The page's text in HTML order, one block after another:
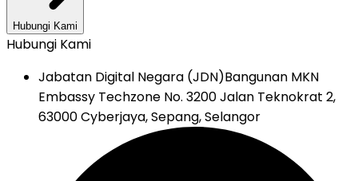
Hubungi Kami
Hubungi Kami
Jabatan Digital Negara (JDN)Bangunan MKN
Embassy Techzone No. 3200 Jalan Teknokrat 2,
63000 Cyberjaya, Sepang, Selangor